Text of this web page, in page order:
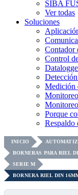
SIBA
Ver todas
Soluciones
Contador
Control
Medición
Porque
Respaldo
INICIO
BORNERAS PARA RIEL
SERIE M
BORNERA RIEL DIN